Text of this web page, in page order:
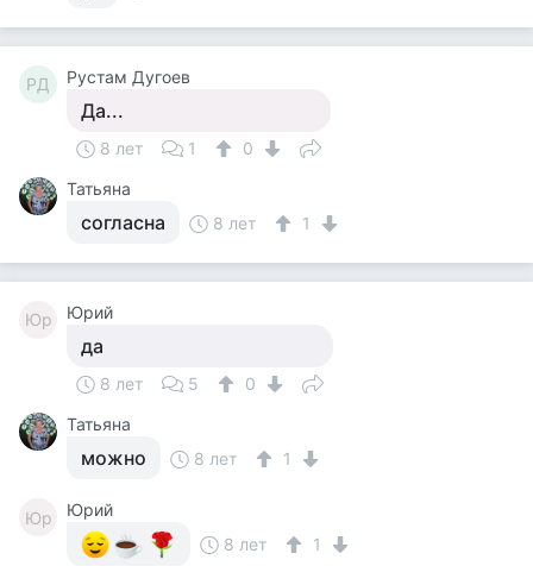
РД Рустам Дугоев
Да...
8 лет 1
0
Татьяна
согласна 8 лет 1
Юр Юрий
да
8 лет 5
0
Татьяна
можно 8 лет 1
Юр
Юрий
8 лет
1